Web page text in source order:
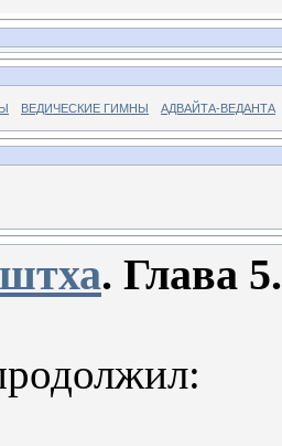
ВЕДИЧЕСКИЕ ГИМНЫ АДВАЙТА-ВЕДАНТА
. Глава